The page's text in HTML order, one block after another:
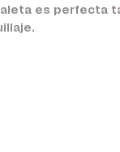
es perfecta